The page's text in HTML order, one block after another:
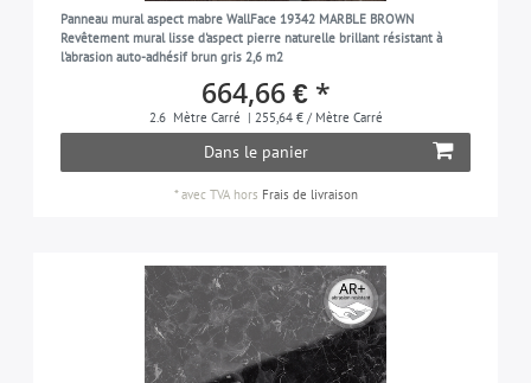
Panneau mural aspect mabre WallFace 19342 MARBLE BROWN
Revêtement mural lisse d'aspect pierre naturelle brillant résistant à
l'abrasion auto-adhésif brun gris 2,6 m2
664,66 € *
2.6 Mètre Carré | 255,64 € / Mètre Carré
Dans le panier
*avec TVAhors Frais de livraison